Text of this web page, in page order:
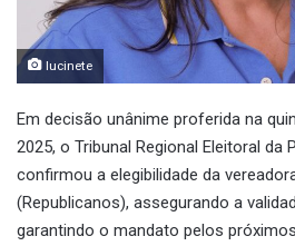
lucinete
Em decisão unânime proferida na
2025, o Tribunal Regional Eleitoral da
confirmou a elegibilidade da
(Republicanos), assegurando a
garantindo o mandato pelos